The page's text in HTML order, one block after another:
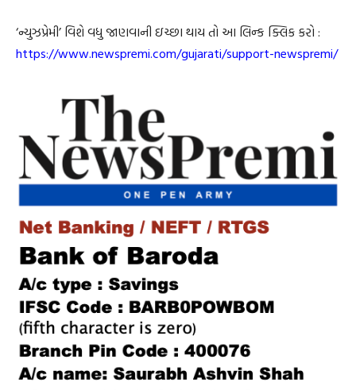
‘ન્યુઝપ્રેમી’ વિશે વધુ જાણવાની ઇચ્છા થાય તો આ લિન્ક ક્લિક કરો :
https://www.newspremi.com/gujarati/support-newspremi/